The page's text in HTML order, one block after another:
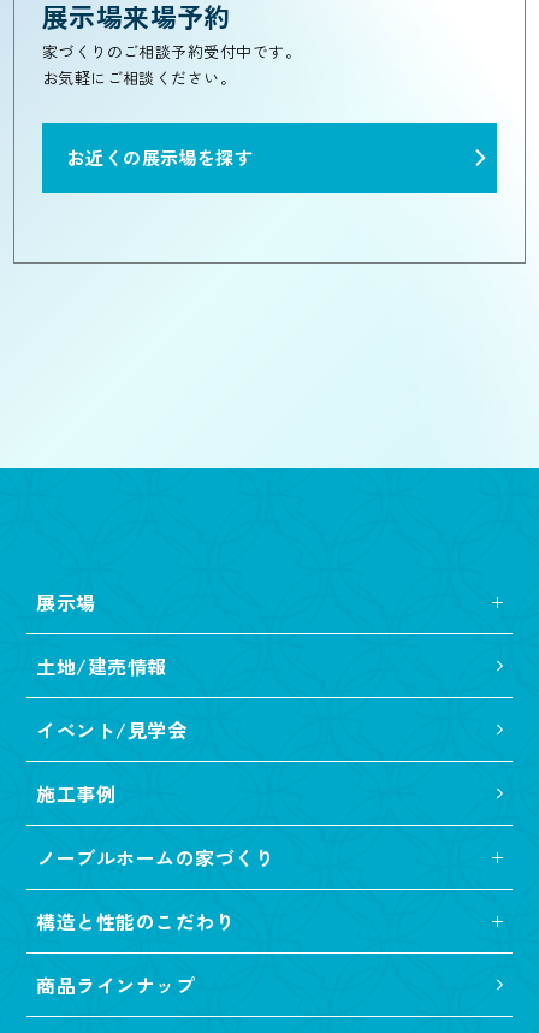
展示場来場予約
家づくりのご相談予約受付中です。
お気軽にご相談ください。
お近くの展示場を探す
展示場
土地/建売情報
イベント/見学会
施工事例
ノーブルホームの家づくり
構造と性能のこだわり
商品ラインナップ